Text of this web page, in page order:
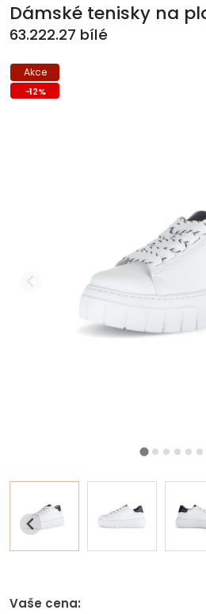
Dámské tenisky na
63.222.27 bílé
Akce
-12%
Vaše cena: